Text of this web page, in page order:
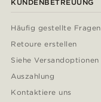
KUNDENBETREUUNG
Häufig gestellte Fragen
Retoure erstellen
Siehe Versandoptionen
Auszahlung
Kontaktiere uns